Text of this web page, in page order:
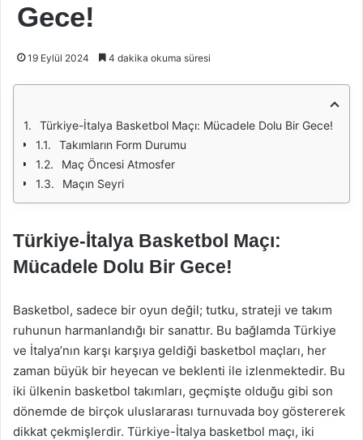
Gece!
19 Eylül 2024 4 dakika okuma süresi
Türkiye-İtalya Basketbol Maçı: Mücadele Dolu Bir Gece!
Takımların Form Durumu
Maç Öncesi Atmosfer
Maçın Seyri
Türkiye-İtalya Basketbol Maçı:
Mücadele Dolu Bir Gece!
Basketbol, sadece bir oyun değil; tutku, strateji ve takım
ruhunun harmanlandığı bir sanattır. Bu bağlamda Türkiye
ve İtalya’nın karşı karşıya geldiği basketbol maçları, her
zaman büyük bir heyecan ve beklenti ile izlenmektedir. Bu
iki ülkenin basketbol takımları, geçmişte olduğu gibi son
dönemde de birçok uluslararası turnuvada boy göstererek
dikkat çekmişlerdir. Türkiye-İtalya basketbol maçı, iki